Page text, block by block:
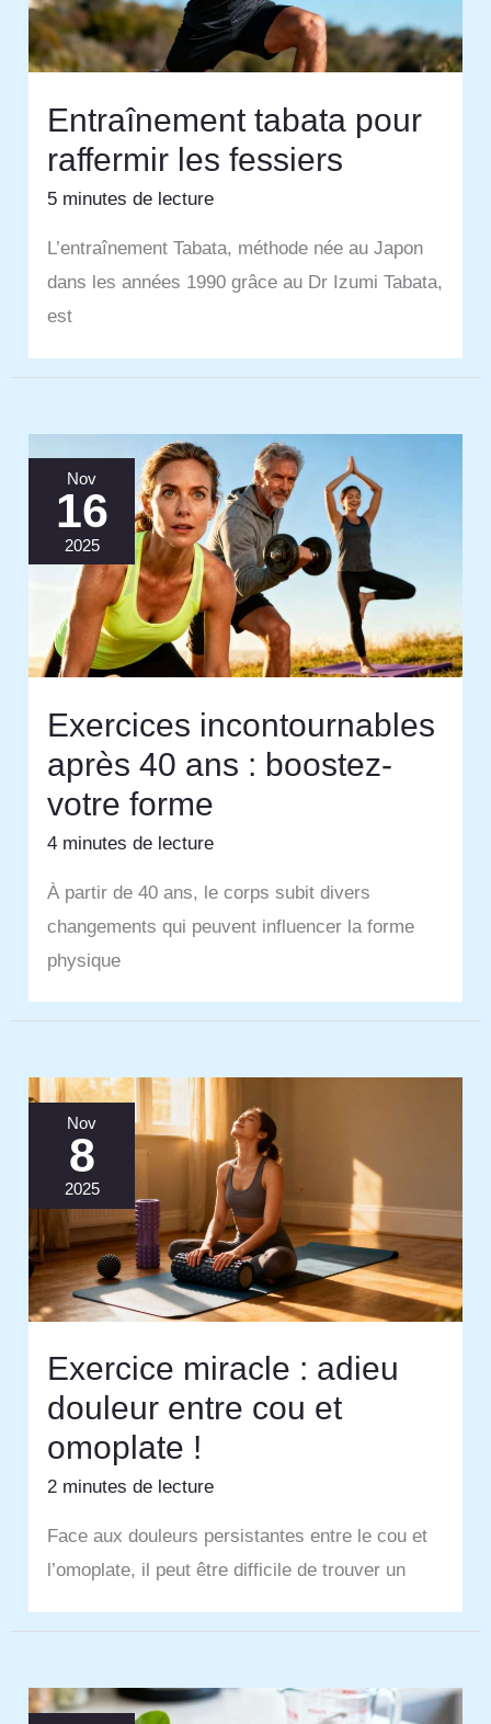
Entraînement tabata pour
raffermir les fessiers
5 minutes de lecture
L’entraînement Tabata, méthode née au Japon
dans les années 1990 grâce au Dr Izumi Tabata,
est
Nov
16
2025
Exercices incontournables
après 40 ans : boostez-
votre forme
4 minutes de lecture
À partir de 40 ans, le corps subit divers
changements qui peuvent influencer la forme
physique
Nov
8
2025
Exercice miracle : adieu
douleur entre cou et
omoplate !
2 minutes de lecture
Face aux douleurs persistantes entre le cou et
l’omoplate, il peut être difficile de trouver un